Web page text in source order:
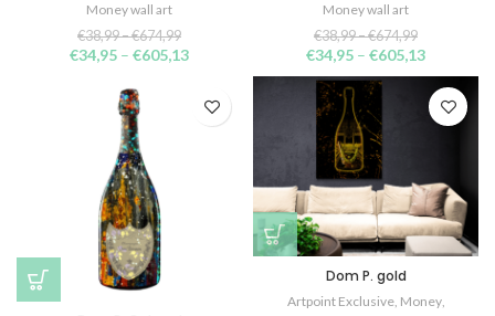
Money wall art
€38,99–€674,99
€34,95 – €605,13
Money wall art
€38,99–€674,99
€34,95 – €605,13
Dom P. gold
Artpoint Exclusive, Money,